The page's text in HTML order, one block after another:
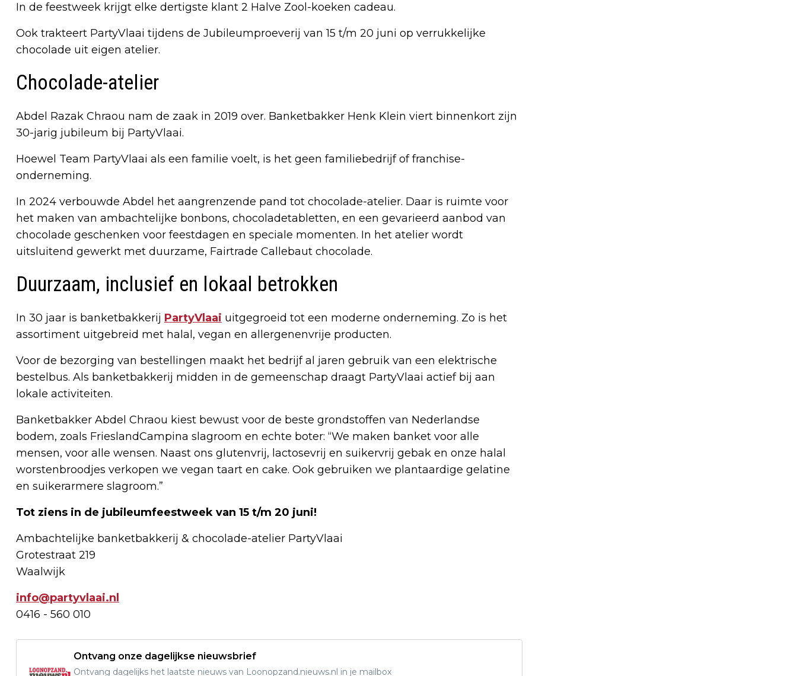
In de feestweek krijgt elke dertigste klant 2 Halve Zool-koeken cadeau.
Ook trakteert PartyVlaai tijdens de Jubileumproeverij van 15 t/m 20 juni op verrukkelijke
chocolade uit eigen atelier.
Chocolade-atelier
Abdel Razak Chraou nam de zaak in 2019 over. Banketbakker Henk Klein viert binnenkort zijn
30-jarig jubileum bij PartyVlaai.
Hoewel Team PartyVlaai als een familie voelt, is het geen familiebedrijf of franchise-
onderneming.
In 2024 verbouwde Abdel het aangrenzende pand tot chocolade-atelier. Daar is ruimte voor
het maken van ambachtelijke bonbons, chocoladetabletten, en een gevarieerd aanbod van
chocolade geschenken voor feestdagen en speciale momenten. In het atelier wordt
uitsluitend gewerkt met duurzame, Fairtrade Callebaut chocolade.
Duurzaam, inclusief en lokaal betrokken
In 30 jaar is banketbakkerij PartyVlaai uitgegroeid tot een moderne onderneming. Zo is het
assortiment uitgebreid met halal, vegan en allergenenvrije producten.
Voor de bezorging van bestellingen maakt het bedrijf al jaren gebruik van een elektrische
bestelbus. Als banketbakkerij midden in de gemeenschap draagt PartyVlaai actief bij aan
lokale activiteiten.
Banketbakker Abdel Chraou kiest bewust voor de beste grondstoffen van Nederlandse
bodem, zoals FrieslandCampina slagroom en echte boter: “We maken banket voor alle
mensen, voor alle wensen. Naast ons glutenvrij, lactosevrij en suikervrij gebak en onze halal
worstenbroodjes verkopen we vegan taart en cake. Ook gebruiken we plantaardige gelatine
en suikerarmere slagroom.”
Tot ziens in de jubileumfeestweek van 15 t/m 20 juni!
Ambachtelijke banketbakkerij & chocolade-atelier PartyVlaai
Grotestraat 219
Waalwijk
info@partyvlaai.nl
0416 - 560 010
Ontvang onze dagelijkse nieuwsbrief
Ontvang dagelijks het laatste nieuws van Loonopzand.nieuws.nl in je mailbox